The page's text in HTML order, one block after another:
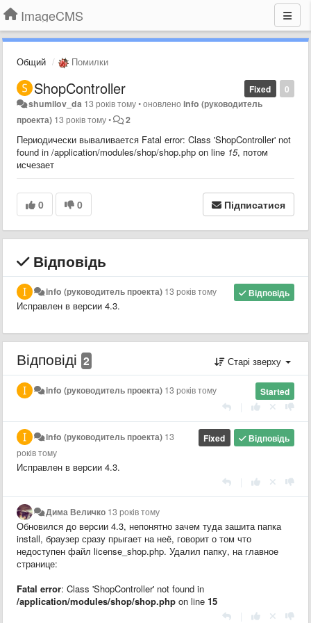
ImageCMS
Общий Помилки
0
Fixed
ShopController
shumilov_da 13 років тому•оновленоinfo (руководитель
проекта) 13 років тому• 2
Периодически вываливается Fatal error: Class 'ShopController' not
found in /application/modules/shop/shop.php on line 15, потом
исчезает
0 0 Підписатися
Відповідь
Відповідь
info (руководитель проекта) 13 років тому
Исправлен в версии 4.3.
Відповіді 2 Старі зверху
Started
info (руководитель проекта) 13 років тому
Відповідь
Fixed
info (руководитель проекта) 13
років тому
Исправлен в версии 4.3.
Дима Величко 13 років тому
Обновился до версии 4.3, непонятно зачем туда зашита папка
install, браузер сразу прыгает на неё, говорит о том что
недоступен файл license_shop.php. Удалил папку, на главное
странице:
Fatal error: Class 'ShopController' not found in
/application/modules/shop/shop.php on line 15